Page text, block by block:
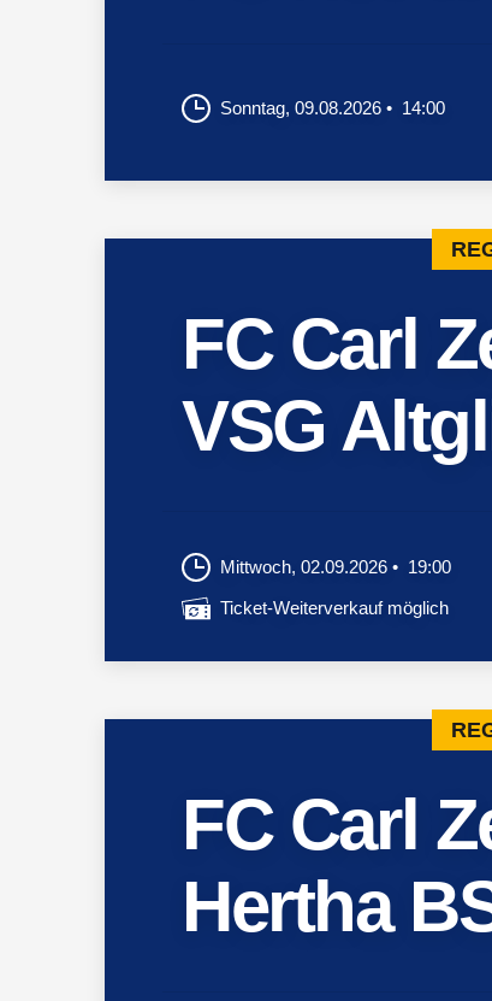
Sonntag, 09.08.2026 14:00
FC Carl
VSG
Mittwoch, 02.09.2026 19:00
Ticket-Weiterverkauf möglich
FC Carl
Hertha